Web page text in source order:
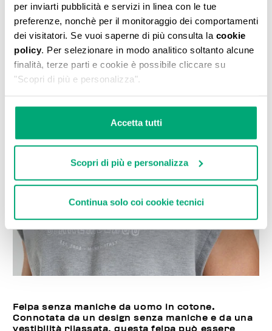
per inviarti pubblicità e servizi in linea con le tue
preferenze, nonchè per il monitoraggio dei comportamenti
dei visitatori. Se vuoi saperne di più consulta la cookie
policy. Per selezionare in modo analitico soltanto alcune
finalità, terze parti e cookie è possibile cliccare su
"Scopri di più e personalizza".
Accetta tutti
Scopri di più e personalizza
Continua solo coi cookie tecnici
AGGIUNGI AL CARRELLO
Seleziona una taglia
Felpa senza maniche da uomo in cotone.
Connotata da un design senza maniche e da una
vestibilità rilassata, questa felpa può essere